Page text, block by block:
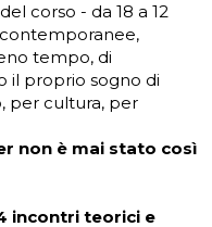
corso - da 18 a 12
tempo, di
il proprio sogno di
per cultura, per
non è mai stato così
incontri teorici e